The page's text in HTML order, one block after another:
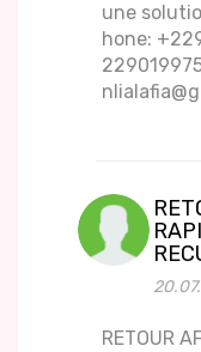
une
hone:
RETOUR